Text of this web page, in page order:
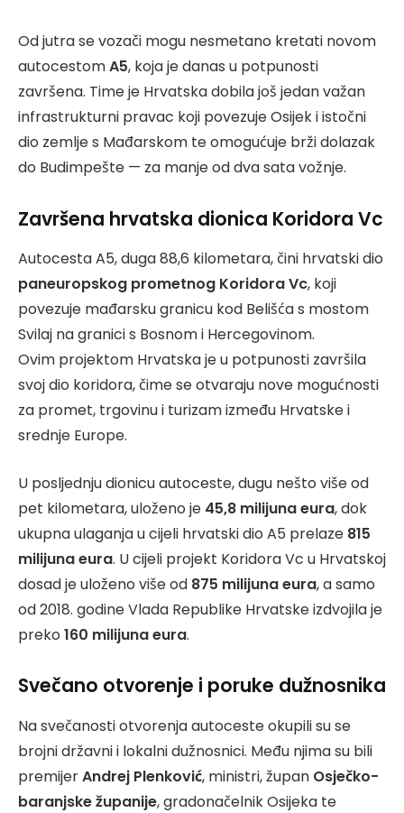
Od jutra se vozači mogu nesmetano kretati novom
autocestomA5, koja je danas u potpunosti
završena. Time je Hrvatska dobila još jedan važan
infrastrukturni pravac koji povezuje Osijek i istočni
dio zemlje s Mađarskom te omogućuje brži dolazak
do Budimpešte — za manje od dva sata vožnje.
Završena hrvatska dionica Koridora Vc
Autocesta A5, duga 88,6 kilometara, čini hrvatski dio
paneuropskog prometnog Koridora Vc, koji
povezuje mađarsku granicu kod Belišća s mostom
Svilaj na granici s Bosnom i Hercegovinom.
Ovim projektom Hrvatska je u potpunosti završila
svoj dio koridora, čime se otvaraju nove mogućnosti
za promet, trgovinu i turizam između Hrvatske i
srednje Europe.
U posljednju dionicu autoceste, dugu nešto više od
pet kilometara, uloženo je 45,8 milijuna eura, dok
ukupna ulaganja u cijeli hrvatski dio A5 prelaze 815
milijuna eura. U cijeli projekt Koridora Vc u Hrvatskoj
dosad je uloženo više od 875 milijuna eura, a samo
od 2018. godine Vlada Republike Hrvatske izdvojila je
preko 160 milijuna eura.
Svečano otvorenje i poruke dužnosnika
Na svečanosti otvorenja autoceste okupili su se
brojni državni i lokalni dužnosnici. Među njima su bili
premijerAndrej Plenković, ministri, župan Osječko-
baranjske županije, gradonačelnik Osijeka te